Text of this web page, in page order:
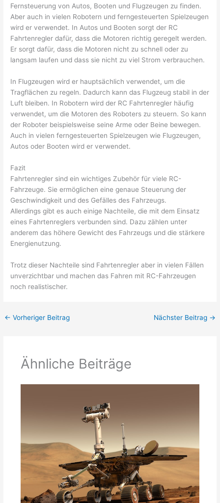
Fernsteuerung von Autos, Booten und Flugzeugen zu finden.
Aber auch in vielen Robotern und ferngesteuerten Spielzeugen
wird er verwendet. In Autos und Booten sorgt der RC
Fahrtenregler dafür, dass die Motoren richtig geregelt werden.
Er sorgt dafür, dass die Motoren nicht zu schnell oder zu
langsam laufen und dass sie nicht zu viel Strom verbrauchen.
In Flugzeugen wird er hauptsächlich verwendet, um die
Tragflächen zu regeln. Dadurch kann das Flugzeug stabil in der
Luft bleiben. In Robotern wird der RC Fahrtenregler häufig
verwendet, um die Motoren des Roboters zu steuern. So kann
der Roboter beispielsweise seine Arme oder Beine bewegen.
Auch in vielen ferngesteuerten Spielzeugen wie Flugzeugen,
Autos oder Booten wird er verwendet.
Fazit
Fahrtenregler sind ein wichtiges Zubehör für viele RC-
Fahrzeuge. Sie ermöglichen eine genaue Steuerung der
Geschwindigkeit und des Gefälles des Fahrzeugs.
Allerdings gibt es auch einige Nachteile, die mit dem Einsatz
eines Fahrtenreglers verbunden sind. Dazu zählen unter
anderem das höhere Gewicht des Fahrzeugs und die stärkere
Energienutzung.
Trotz dieser Nachteile sind Fahrtenregler aber in vielen Fällen
unverzichtbar und machen das Fahren mit RC-Fahrzeugen
noch realistischer.
← Vorheriger Beitrag Nächster Beitrag →
Ähnliche Beiträge